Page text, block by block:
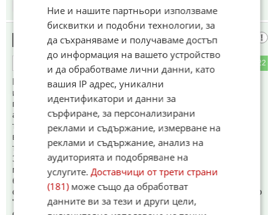
07.06.2026
Кръговрат майка
22
Недостиг. Нали има индийци, пакистанци, непалци. Всеки
месец идват нови и нови, откъде тоя недостиг? Недостига
при това положение се получава само при една ситуация,
ако индийците, пакистанците и непалците преценят, че на
територията получават смешни пари и гледат да намерят
връзки да избягат на запад. Затова непрекъснато
туристическия бранш реве за още "трудови мигранти".
Защото тези които дойдат тук, се задържат на санитарния
минимум, докато си уредят нещата някъде другаде. Те
бягат и идват още нови да поработят месец два за
смешните пари, после и те бягат. Дори и да ни ги върнат по
"Дъблинското споразумение", се задържат пак на
Ние и нашите партньори използваме
бисквитки и подобни технологии, за
да съхраняваме и получаваме достъп
до информация на вашето устройство
и да обработваме лични данни, като
вашия IP адрес, уникални
идентификатори и данни за
сърфиране, за персонализирани
реклами и съдържание, измерване на
реклами и съдържание, анализ на
аудиторията и подобряване на
услугите.Доставчици от трети страни
(181)може също да обработват
данните ви за тези и други цели,